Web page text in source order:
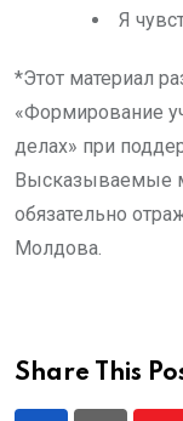
Я
*Этот материал
«Формирование
делах» при
Высказываемые
обязательно
Молдова.
Share This